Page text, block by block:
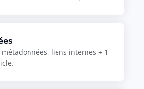
liens internes + 1